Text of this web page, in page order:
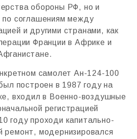
обороны РФ, но и
по соглашениям между
и другими странами, как
Франции в Африке и
самолет Aн-124-100
построен в 1987 году на
входил в Военно-воздушные
регистрацией
году проходи капитально-
ремонт, модернизировался